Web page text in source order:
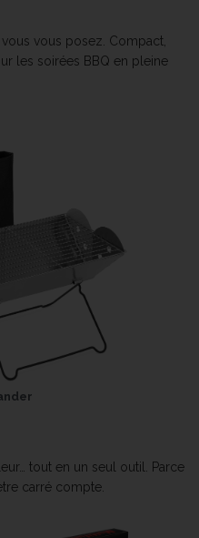
vous posez. Compact,
les soirées BBQ en pleine
tout en un seul outil. Parce
carré compte.